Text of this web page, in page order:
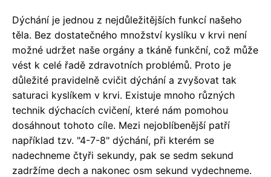
Dýchání je jednou z nejdůležitějších funkcí našeho
těla. Bez dostatečného množství kyslíku v krvi není
možné udržet naše orgány a tkáně funkční, což může
vést k celé řadě zdravotních problémů. Proto je
důležité pravidelně cvičit dýchání a zvyšovat tak
saturaci kyslíkem v krvi. Existuje mnoho různých
technik dýchacích cvičení, které nám pomohou
dosáhnout tohoto cíle. Mezi nejoblíbenější patří
například tzv. "4-7-8" dýchání, při kterém se
nadechneme čtyři sekundy, pak se sedm sekund
zadržíme dech a nakonec osm sekund vydechneme.